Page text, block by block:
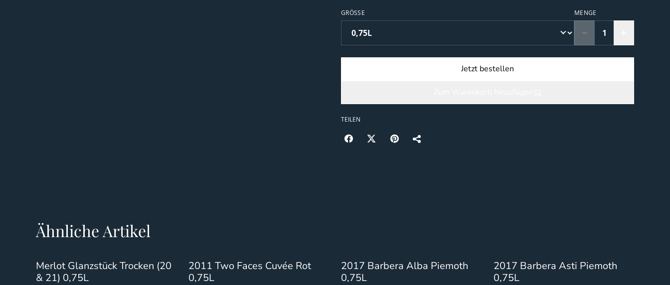
GRÖSSE MENGE
Jetzt bestellen
TEILEN
Ähnliche Artikel
Merlot Glanzstück Trocken (20
& 21) 0,75L
2011 Two Faces Cuvée Rot
0,75L
2017 Barbera Alba Piemoth
0,75L
2017 Barbera Asti Piemoth
0,75L